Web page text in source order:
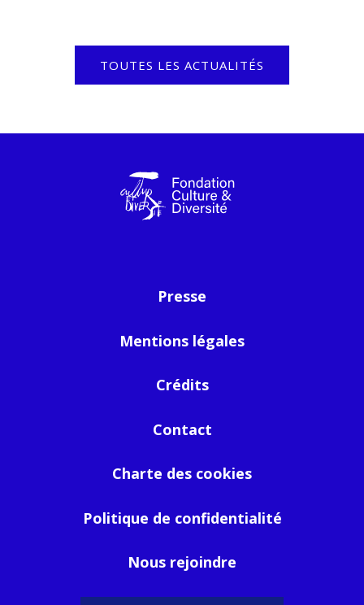
TOUTES LES ACTUALITÉS
Presse
Mentions légales
Crédits
Contact
Charte des cookies
Politique de confidentialité
Nous rejoindre